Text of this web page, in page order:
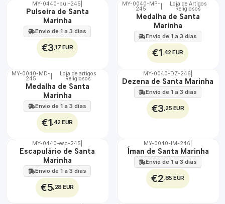
🇵🇹
MY-0440-pul-245
Pulseira de Santa
Marinha
Envio de 1 a 3 dias
€3,17 EUR
🇵🇹
100%
MY-0040-MP-
245
Loja de Artigos
Religiosos
Medalha de Santa
Marinha
Envio de 1 a 3 dias
€1,42 EUR
🇵🇹
100%
MY-0040-MD-
245
Loja de artigos
Religiosos
Medalha de Santa
Marinha
Envio de 1 a 3 dias
€1,42 EUR
🇵🇹
100%
MY-0040-DZ-246
Dezena de Santa Marinha
Envio de 1 a 3 dias
€3,25 EUR
🇵🇹
MY-0440-esc-245
Escapulário de Santa
Marinha
Envio de 1 a 3 dias
€5,28 EUR
🇵🇹
100%
MY-0040-IM-246
Íman de Santa Marinha
Envio de 1 a 3 dias
€2,85 EUR